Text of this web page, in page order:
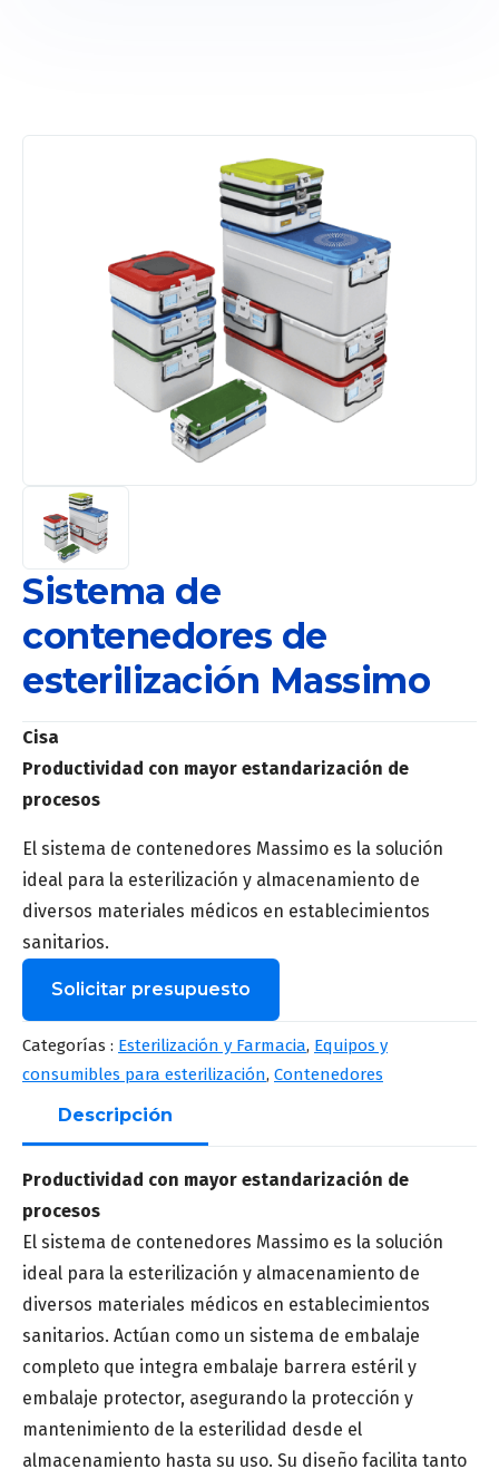
Sistema de
contenedores de
esterilización Massimo
Cisa
Productividad con mayor estandarización de
procesos
El sistema de contenedores Massimo es la solución
ideal para la esterilización y almacenamiento de
diversos materiales médicos en establecimientos
sanitarios.
Solicitar presupuesto
Nombre
Apellido*
Correo*
Número de teléfono*
Categorías : Esterilización y Farmacia, Equipos y
consumibles para esterilización, Contenedores
Descripción
Productividad con mayor estandarización de
procesos
El sistema de contenedores Massimo es la solución
ideal para la esterilización y almacenamiento de
diversos materiales médicos en establecimientos
sanitarios. Actúan como un sistema de embalaje
completo que integra embalaje barrera estéril y
embalaje protector, asegurando la protección y
mantenimiento de la esterilidad desde el
almacenamiento hasta su uso. Su diseño facilita tanto